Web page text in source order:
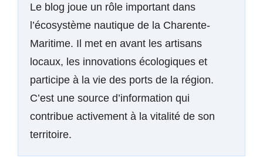
Le blog joue un rôle important dans
l’écosystème nautique de la Charente-
Maritime. Il met en avant les artisans
locaux, les innovations écologiques et
participe à la vie des ports de la région.
C’est une source d’information qui
contribue activement à la vitalité de son
territoire.